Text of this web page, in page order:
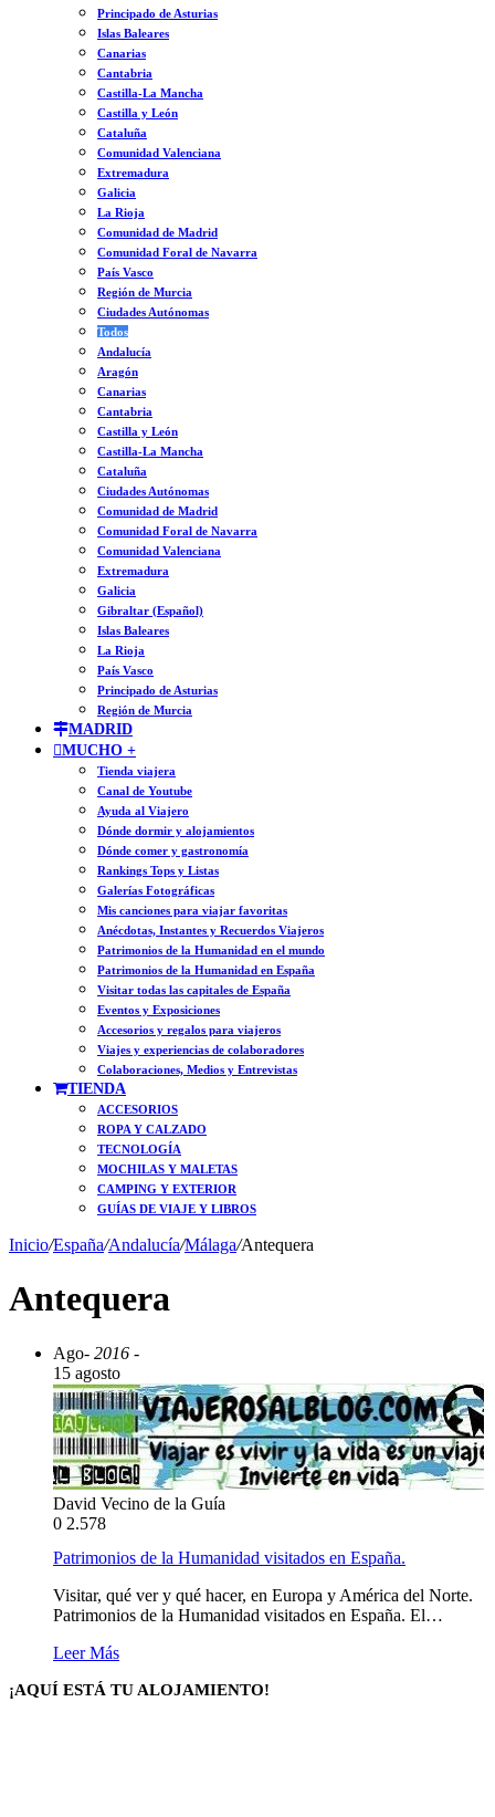
Principado de Asturias
Islas Baleares
Canarias
Cantabria
Castilla-La Mancha
Castilla y León
Cataluña
Comunidad Valenciana
Extremadura
Galicia
La Rioja
Comunidad de Madrid
Comunidad Foral de Navarra
País Vasco
Región de Murcia
Ciudades Autónomas
Todos
Andalucía
Aragón
Canarias
Cantabria
Castilla y León
Castilla-La Mancha
Cataluña
Ciudades Autónomas
Comunidad de Madrid
Comunidad Foral de Navarra
Comunidad Valenciana
Extremadura
Galicia
Gibraltar (Español)
Islas Baleares
La Rioja
País Vasco
Principado de Asturias
Región de Murcia
MADRID
MUCHO +
Tienda viajera
Canal de Youtube
Ayuda al Viajero
Dónde dormir y alojamientos
Dónde comer y gastronomía
Rankings Tops y Listas
Galerías Fotográficas
Mis canciones para viajar favoritas
Anécdotas, Instantes y Recuerdos Viajeros
Patrimonios de la Humanidad en el mundo
Patrimonios de la Humanidad en España
Visitar todas las capitales de España
Eventos y Exposiciones
Accesorios y regalos para viajeros
Viajes y experiencias de colaboradores
Colaboraciones, Medios y Entrevistas
TIENDA
ACCESORIOS
ROPA Y CALZADO
TECNOLOGÍA
MOCHILAS Y MALETAS
CAMPING Y EXTERIOR
GUÍAS DE VIAJE Y LIBROS
Inicio/España/Andalucía/Málaga/Antequera
Antequera
Ago- 2016 -
15 agosto
David Vecino de la Guía
0 2.578
Patrimonios de la Humanidad visitados en España.
Visitar, qué ver y qué hacer, en Europa y América del Norte.
Patrimonios de la Humanidad visitados en España. El…
Leer Más
¡AQUÍ ESTÁ TU ALOJAMIENTO!